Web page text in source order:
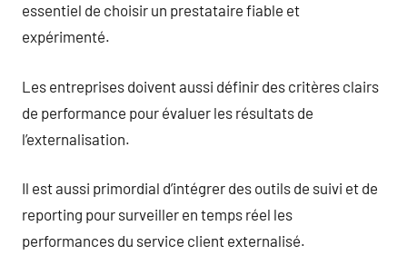
essentiel de choisir un prestataire fiable et
expérimenté.
Les entreprises doivent aussi définir des critères clairs
de performance pour évaluer les résultats de
l’externalisation.
Il est aussi primordial d’intégrer des outils de suivi et de
reporting pour surveiller en temps réel les
performances du service client externalisé.